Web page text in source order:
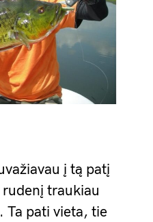
į tą patį
traukiau
Ta pati vieta, tie